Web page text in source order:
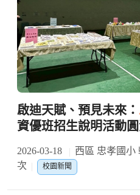
啟迪天賦、預見未來：
資優班招生說明活動
2026-03-18 西區 忠孝國小
次
校園新聞